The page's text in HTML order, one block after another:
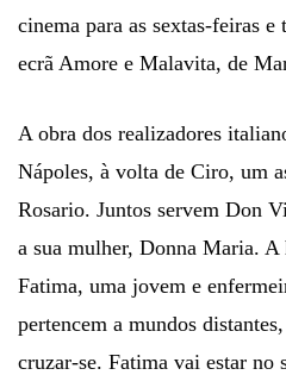
cinema para as sextas-feiras
ecrã Amore e Malavita, de
A obra dos realizadores
Nápoles, à volta de Ciro, um
Rosario. Juntos servem Don
a sua mulher, Donna Maria.
Fatima, uma jovem e
pertencem a mundos
cruzar-se. Fatima vai estar no